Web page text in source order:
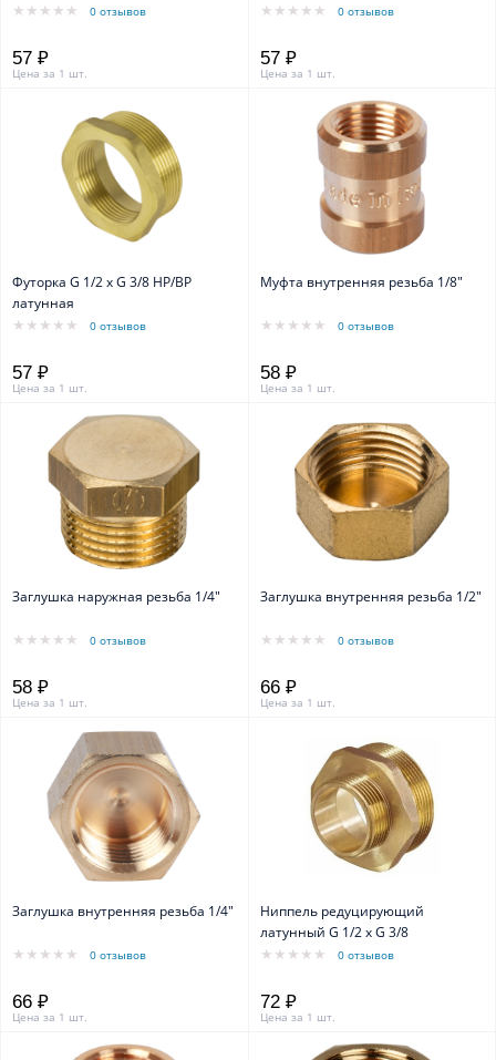
0 отзывов
57 ₽
Цена за 1 шт.
0 отзывов
57 ₽
Цена за 1 шт.
Футорка G 1/2 х G 3/8 НР/ВР
латунная
0 отзывов
57 ₽
Цена за 1 шт.
Муфта внутренняя резьба 1/8"
0 отзывов
58 ₽
Цена за 1 шт.
Заглушка наружная резьба 1/4"
0 отзывов
58 ₽
Цена за 1 шт.
Заглушка внутренняя резьба 1/2"
0 отзывов
66 ₽
Цена за 1 шт.
Заглушка внутренняя резьба 1/4"
0 отзывов
66 ₽
Цена за 1 шт.
Ниппель редуцирующий
латунный G 1/2 x G 3/8
0 отзывов
72 ₽
Цена за 1 шт.